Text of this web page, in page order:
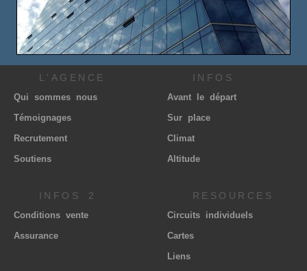
L'AGENCE
Qui sommes nous
Témoignages
Recrutement
Soutiens
INFOS
Avant le départ
Sur place
Climat
Altitude
INFOS 2
Conditions vente
Assurance
RESOURCES
Circuits individuels
Cartes
Liens